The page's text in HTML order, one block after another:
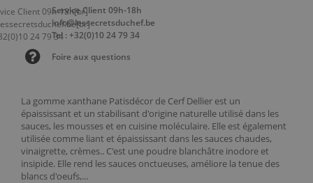
La gomme xanthane Patisdécor de Cerf Dellier est un
épaississant et un stabilisant d'origine naturelle utilisé dans les
sauces, les mousses et en cuisine moléculaire. Elle est également
utilisée comme liant et épaississant dans les sauces chaudes,
vinaigrette, crèmes.. C'est une poudre blanchâtre inodore et
insipide. Elle rend les sauces onctueuses, améliore la tenue des
blancs d'oeufs,...
Service Client 09h-18h
info@lessecretsduchef.be
Tel : +32(0)10 24 79 34
Foire aux questions